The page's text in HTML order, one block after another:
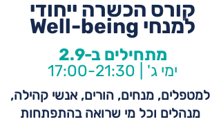
קורס הכשרה ייחודי
למנחי Well-being
מתחילים ב-2.9
ימי ג' | 17:00-21:30
למטפלים, מנחים, הורים, אנשי קהילה,
מנהלים וכל מי שרואה בהתפתחות